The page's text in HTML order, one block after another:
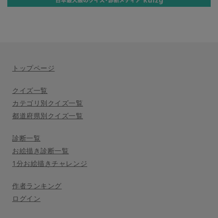
トップページ
クイズ一覧
カテゴリ別クイズ一覧
都道府県別クイズ一覧
診断一覧
お絵描き診断一覧
1分お絵描きチャレンジ
作者ランキング
ログイン